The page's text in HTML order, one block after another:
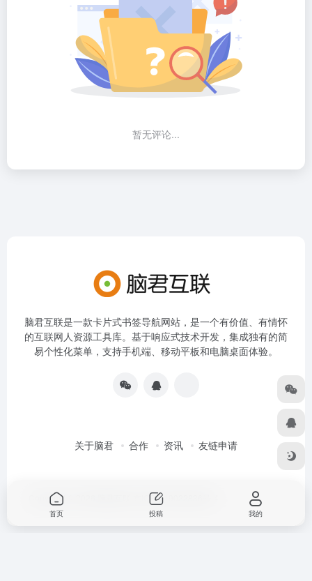
暂无评论...
脑君互联是一款卡片式书签导航网站，是一个有价值、有情怀
的互联网人资源工具库。基于响应式技术开发，集成独有的简
易个性化菜单，支持手机端、移动平板和电脑桌面体验。
关于脑君 合作 资讯 友链申请
Copyright © 2026 京ICP备19022836号-4
首页 投稿 我的